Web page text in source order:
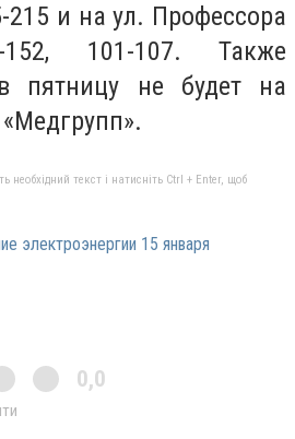
215 и на ул. Профессора
152, 101-107. Также
в пятницу не будет на
необхідний текст і натисніть Ctrl + Enter, щоб
электроэнергии 15 января
0,0